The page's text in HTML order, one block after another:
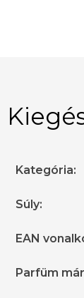
Kategória:
Súly:
EAN
Parfüm